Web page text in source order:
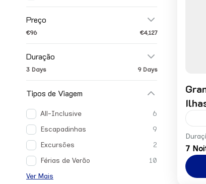
Preço
€96 €4,127
Duração
3 Days 9 Days
Tipos de Viagem
All-Inclusive
6
Escapadinhas
9
Excursões
2
Férias de Verão
10
Ver Mais
7